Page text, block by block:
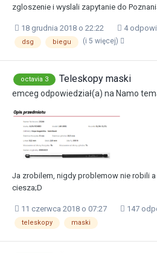
zgloszenie i wyslali zapytanie do
18 grudnia 2018 o 22:22 4
dsg biegu (i 5 więcej)
octavia 3 Teleskopy maski
emceg odpowiedział(a) na Namo
Ja zrobilem, nigdy problemow nie robili
ciesza;D
11 czerwca 2018 o 07:27 147
teleskopy maski